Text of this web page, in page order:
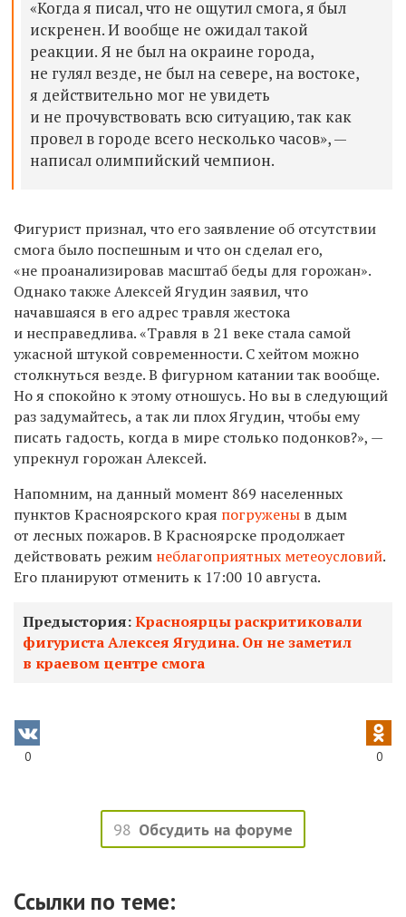
«Когда я писал, что не ощутил смога, я был
искренен. И вообще не ожидал такой
реакции. Я не был на окраине города,
не гулял везде, не был на севере, на востоке,
я действительно мог не увидеть
и не прочувствовать всю ситуацию, так как
провел в городе всего несколько часов», —
написал олимпийский чемпион.
Фигурист признал, что его заявление об отсутствии
смога было поспешным и что он сделал его,
«не проанализировав масштаб беды для горожан».
Однако также Алексей Ягудин заявил, что
начавшаяся в его адрес травля жестока
и несправедлива. «Травля в 21 веке стала самой
ужасной штукой современности. С хейтом можно
столкнуться везде. В фигурном катании так вообще.
Но я спокойно к этому отношусь. Но вы в следующий
раз задумайтесь, а так ли плох Ягудин, чтобы ему
писать гадость, когда в мире столько подонков?», —
упрекнул горожан Алексей.
Напомним, на данный момент 869 населенных
пунктов Красноярского края погружены в дым
от лесных пожаров. В Красноярске продолжает
действовать режим неблагоприятных метеоусловий.
Его планируют отменить к 17:00 10 августа.
Предыстория:Красноярцы раскритиковали
фигуриста Алексея Ягудина. Он не заметил
в краевом центре смога
0 0
98 Обсудить на форуме
Ссылки по теме: